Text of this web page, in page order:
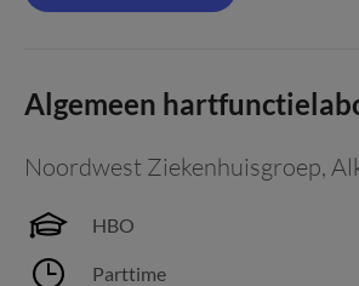
Algemeen
Noordwest Ziekenhuisgroep,
HBO
Parttime